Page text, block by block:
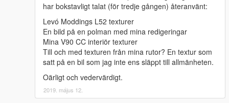
har bokstavligt talat (för tredje gången) återanvänt:
Levó Moddings L52 texturer
En bild på en polman med mina redigeringar
Mina V90 CC interiör texturer
Till och med texturen från mina rutor? En textur som
satt på en bil som jag inte ens släppt till allmänheten.
Oärligt och vedervärdigt.
2019. május 12.